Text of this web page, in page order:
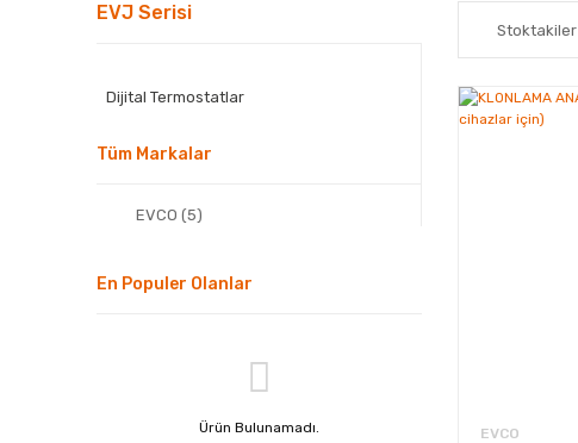
EVJ Serisi
Dijital Termostatlar
Tüm Markalar
EVCO (5)
En Populer Olanlar
Ürün Bulunamadı.
Stoktakiler
EVCO